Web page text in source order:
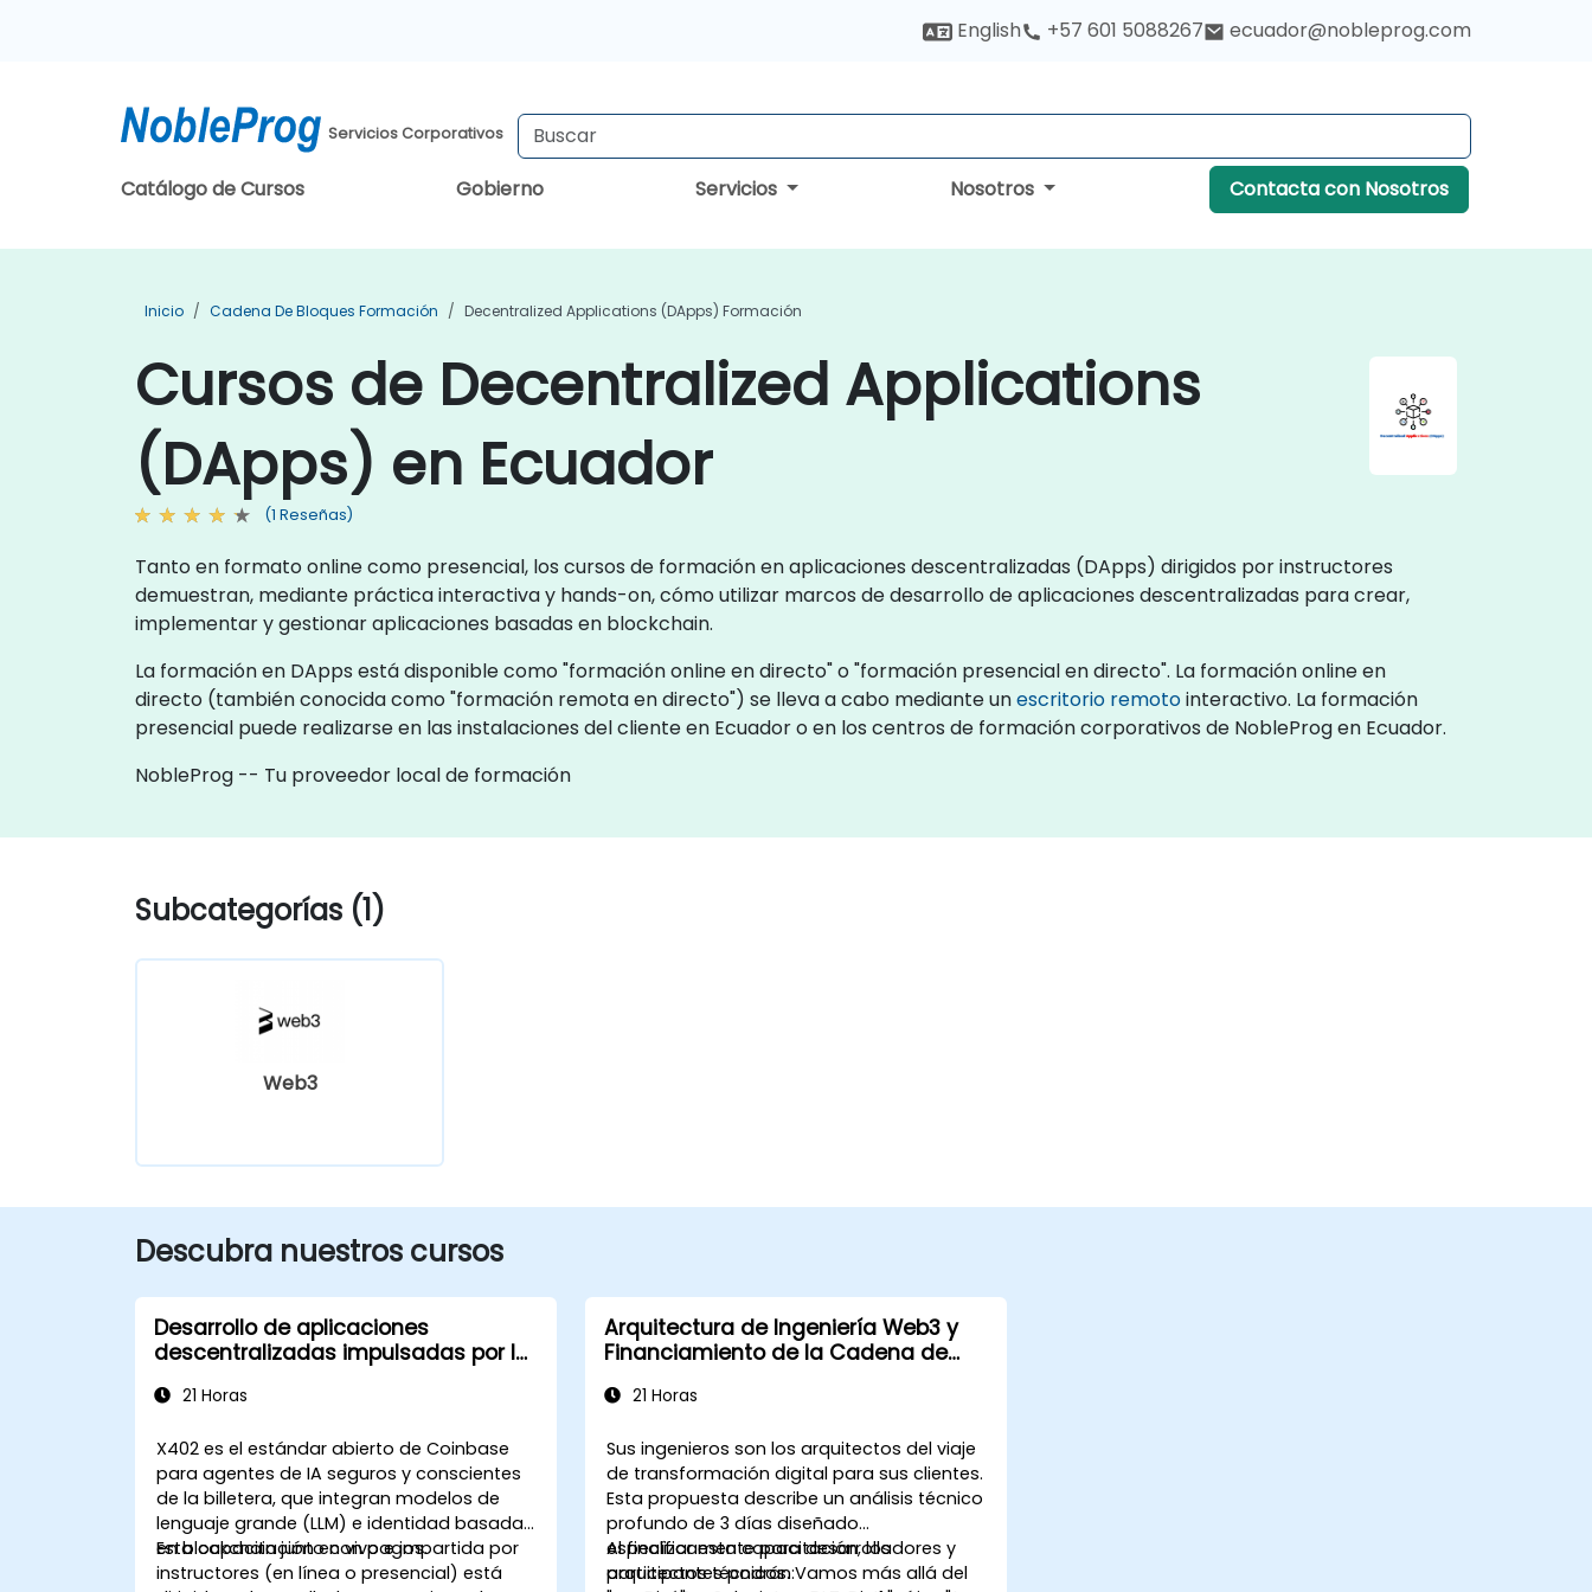
English +57 601 5088267 ecuador@nobleprog.com
Servicios Corporativos
Catálogo de Cursos Gobierno Servicios Nosotros Contacta con Nosotros
Inicio Cadena De Bloques Formación Decentralized Applications (DApps) Formación
Cursos de Decentralized Applications
(DApps) en Ecuador
(1 Reseñas)
Tanto en formato online como presencial, los cursos de formación en aplicaciones descentralizadas (DApps) dirigidos por instructores
demuestran, mediante práctica interactiva y hands-on, cómo utilizar marcos de desarrollo de aplicaciones descentralizadas para crear,
implementar y gestionar aplicaciones basadas en blockchain.
La formación en DApps está disponible como "formación online en directo" o "formación presencial en directo". La formación online en
directo (también conocida como "formación remota en directo") se lleva a cabo mediante unescritorio remotointeractivo. La formación
presencial puede realizarse en las instalaciones del cliente en Ecuador o en los centros de formación corporativos de NobleProg en Ecuador.
NobleProg -- Tu proveedor local de formación
Subcategorías (1)
Web3
Descubra nuestros cursos
Desarrollo de aplicaciones
descentralizadas impulsadas por IA
21 Horas
X402 es el estándar abierto de Coinbase
para agentes de IA seguros y conscientes
de la billetera, que integran modelos de
lenguaje grande (LLM) e identidad basada
en blockchain junto con pagos.
Esta capacitación en vivo e impartida por
instructores (en línea o presencial) está
Arquitectura de Ingeniería Web3 y
Financiamiento de la Cadena de
21 Horas
Sus ingenieros son los arquitectos del viaje
de transformación digital para sus clientes.
Esta propuesta describe unanálisis técnico
profundo de 3 días diseñado
específicamente para desarrolladores y
arquitectos técnicos. Vamos más allá del
Al finalizar esta capacitación, los
participantes podrán: